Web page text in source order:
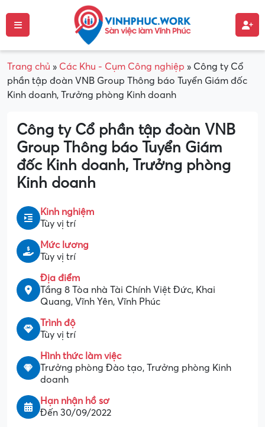
Trang chủ » Các Khu - Cụm Công nghiệp » Công ty Cổ
phần tập đoàn VNB Group Thông báo Tuyển Giám đốc
Kinh doanh, Trưởng phòng Kinh doanh
Công ty Cổ phần tập đoàn VNB
Group Thông báo Tuyển Giám
đốc Kinh doanh, Trưởng phòng
Kinh doanh
Kinh nghiệm
Tùy vị trí
Mức lương
Tùy vị trí
Địa điểm
Tầng 8 Tòa nhà Tài Chính Việt Đức, Khai
Quang, Vĩnh Yên, Vĩnh Phúc
Trình độ
Tùy vị trí
Hình thức làm việc
Trưởng phòng Đào tạo, Trưởng phòng Kinh
doanh
Hạn nhận hồ sơ
Đến 30/09/2022